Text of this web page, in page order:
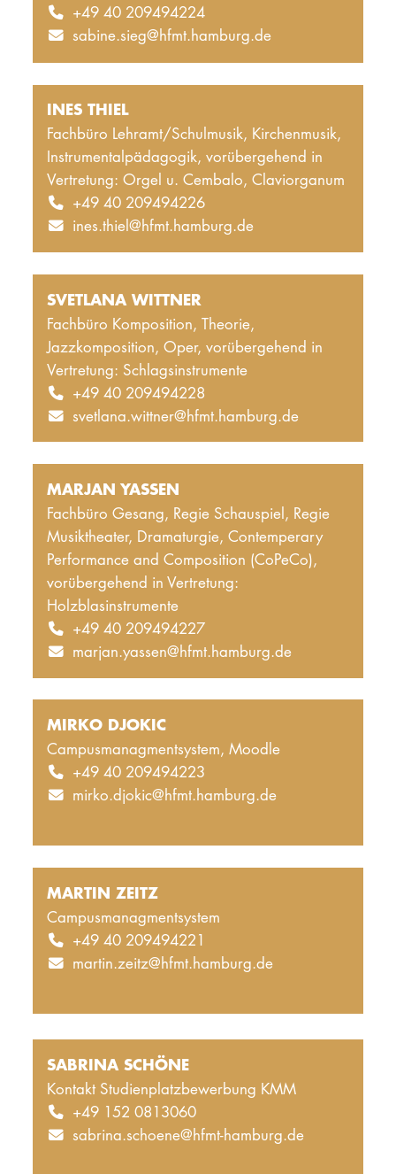
+49 40 209494224
sabine.sieg@hfmt.hamburg.de
INES THIEL
Fachbüro Lehramt/Schulmusik, Kirchenmusik,
Instrumentalpädagogik, vorübergehend in
Vertretung: Orgel u. Cembalo, Claviorganum
+49 40 209494226
ines.thiel@hfmt.hamburg.de
SVETLANA WITTNER
Fachbüro Komposition, Theorie,
Jazzkomposition, Oper, vorübergehend in
Vertretung: Schlagsinstrumente
+49 40 209494228
svetlana.wittner@hfmt.hamburg.de
MARJAN YASSEN
Fachbüro Gesang, Regie Schauspiel, Regie
Musiktheater, Dramaturgie, Contemperary
Performance and Composition (CoPeCo),
vorübergehend in Vertretung:
Holzblasinstrumente
+49 40 209494227
marjan.yassen@hfmt.hamburg.de
MIRKO DJOKIC
Campusmanagmentsystem, Moodle
+49 40 209494223
mirko.djokic@hfmt.hamburg.de
MARTIN ZEITZ
Campusmanagmentsystem
+49 40 209494221
martin.zeitz@hfmt.hamburg.de
SABRINA SCHÖNE
Kontakt Studienplatzbewerbung KMM
+49 152 0813060
sabrina.schoene@hfmt-hamburg.de